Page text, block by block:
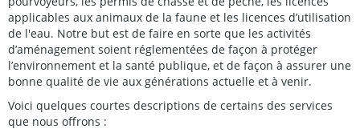
applicables aux animaux de la faune et les licences d’utilisation
de l'eau. Notre but est de faire en sorte que les activités
d’aménagement soient réglementées de façon à protéger
l’environnement et la santé publique, et de façon à assurer une
bonne qualité de vie aux générations actuelle et à venir.
Voici quelques courtes descriptions de certains des services
que nous offrons :